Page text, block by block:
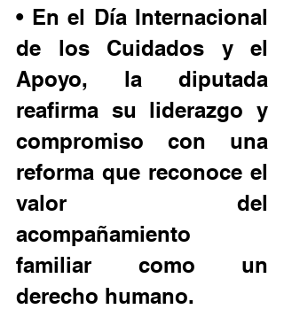
• En el Día Internacional
de los Cuidados y el
Apoyo, la diputada
reafirma su liderazgo y
compromiso con una
reforma que reconoce el
valor del
acompañamiento
familiar como un
derecho humano.